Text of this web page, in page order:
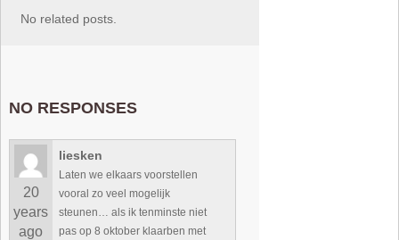
No related posts.
NO RESPONSES
20
years
ago
liesken
Laten we elkaars voorstellen
vooral zo veel mogelijk
steunen… als ik tenminste niet
pas op 8 oktober klaarben met